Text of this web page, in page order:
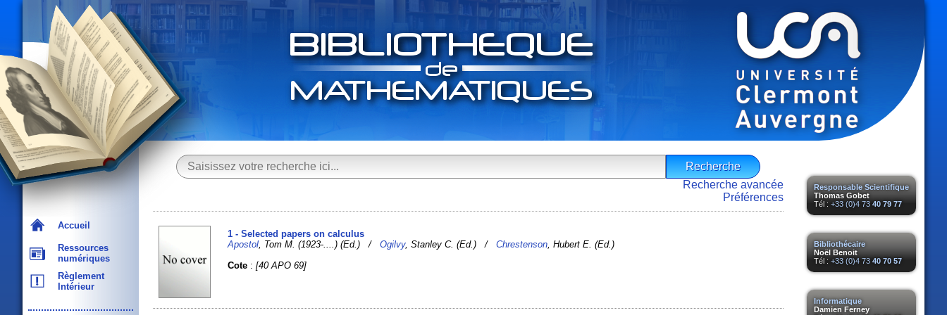
Accueil
Ressources
numériques
Règlement
Intérieur
Responsable Scientifique
Thomas Gobet
Tél : +33 (0)4 73 40 79 77
Bibliothécaire
Noël Benoit
Tél : +33 (0)4 73 40 70 57
Informatique
Damien Ferney
Recherche avancée
Préférences
1 - Selected papers on calculus
Apostol , Tom M. (1923-....) (Ed.) /Ogilvy, Stanley C. (Ed.) /Chrestenson , Hubert E. (Ed.)
Cote :[40 APO 69]